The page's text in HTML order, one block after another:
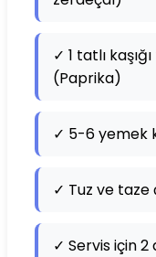
✓ 1 tatlı
(Paprika)
✓ 5-6 yemek
✓ Tuz ve
✓ Servis için